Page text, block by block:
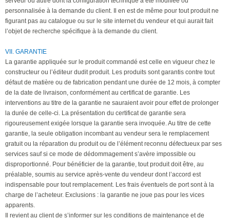
personnalisée à la demande du client. Il en est de même pour tout produit ne
figurant pas au catalogue ou sur le site internet du vendeur et qui aurait fait
l’objet de recherche spécifique à la demande du client.
VII. GARANTIE
La garantie appliquée sur le produit commandé est celle en vigueur chez le
constructeur ou l’éditeur dudit produit. Les produits sont garantis contre tout
défaut de matière ou de fabrication pendant une durée de 12 mois, à compter
de la date de livraison, conformément au certificat de garantie. Les
interventions au titre de la garantie ne sauraient avoir pour effet de prolonger
la durée de celle-ci. La présentation du certificat de garantie sera
rigoureusement exigée lorsque la garantie sera invoquée. Au titre de cette
garantie, la seule obligation incombant au vendeur sera le remplacement
gratuit ou la réparation du produit ou de l’élément reconnu défectueux par ses
services sauf si ce mode de dédommagement s’avère impossible ou
disproportionné. Pour bénéficier de la garantie, tout produit doit être, au
préalable, soumis au service après-vente du vendeur dont l’accord est
indispensable pour tout remplacement. Les frais éventuels de port sont à la
charge de l’acheteur. Exclusions : la garantie ne joue pas pour les vices
apparents.
Il revient au client de s’informer sur les conditions de maintenance et de